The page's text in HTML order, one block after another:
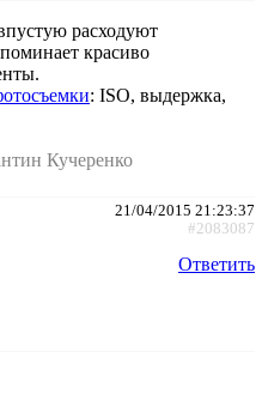
расходуют
красиво
: ISO, выдержка,
Кучеренко
21/04/2015 21:23:37
#2083087
Ответить